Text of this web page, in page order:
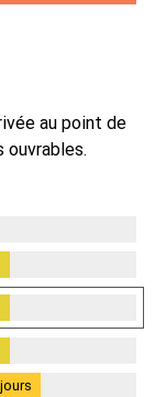
au point de
ouvrables.
jours